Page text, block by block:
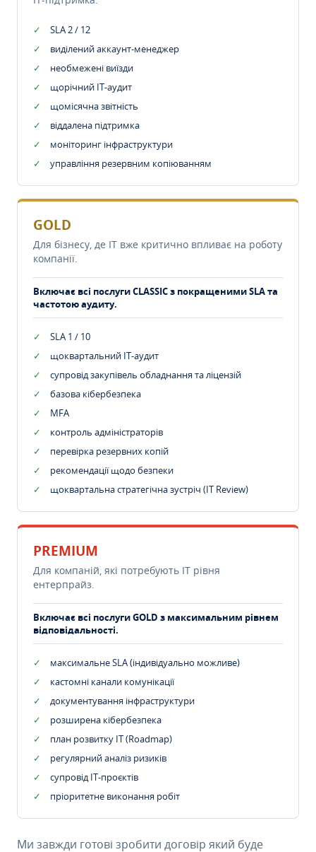
SLA 2 / 12
виділений аккаунт-менеджер
необмежені виїзди
щорічний IT-аудит
щомісячна звітність
віддалена підтримка
моніторинг інфраструктури
управління резервним копіюванням
GOLD
Для бізнесу, де IT вже критично впливає на роботу
компанії.
Включає всі послуги CLASSIC з покращеними SLA та
частотою аудиту.
SLA 1 / 10
щоквартальний IT-аудит
супровід закупівель обладнання та ліцензій
базова кібербезпека
MFA
контроль адміністраторів
перевірка резервних копій
рекомендації щодо безпеки
щоквартальна стратегічна зустріч (IT Review)
PREMIUM
Для компаній, які потребують ІТ рівня
ентерпрайз.
Включає всі послуги GOLD з максимальним рівнем
відповідальності.
максимальне SLA (індивідуально можливе)
кастомні канали комунікації
документування інфраструктури
розширена кібербезпека
план розвитку IT (Roadmap)
регулярний аналіз ризиків
супровід ІТ-проєктів
пріоритетне виконання робіт
Ми завжди готові зробити договір який буде